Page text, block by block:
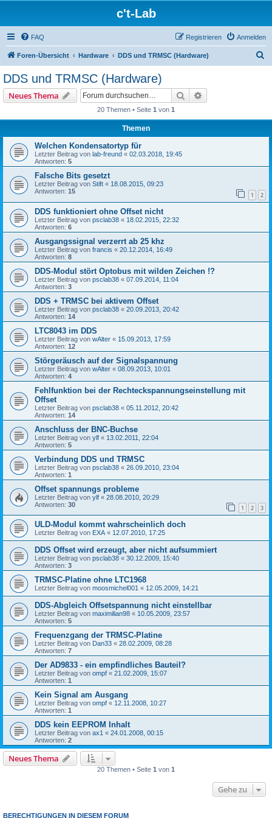
c't-Lab
FAQ Anmelden
Registrieren
Foren-Übersicht Hardware DDS und TRMSC (Hardware)
DDS und TRMSC (Hardware)
Neues Thema Suche
20 Themen • Seite 1 von 1
Themen
Welchen Kondensatortyp für
Letzter Beitrag von lab-freund « 02.03.2018, 19:45
Antworten: 5
Falsche Bits gesetzt
Letzter Beitrag von Stift « 18.08.2015, 09:23
Antworten: 15 1 2
DDS funktioniert ohne Offset nicht
Letzter Beitrag von psclab38 « 18.02.2015, 22:32
Antworten: 6
Ausgangssignal verzerrt ab 25 khz
Letzter Beitrag von francis « 20.12.2014, 16:49
Antworten: 8
DDS-Modul stört Optobus mit wilden Zeichen !?
Letzter Beitrag von psclab38 « 07.09.2014, 11:04
Antworten: 3
DDS + TRMSC bei aktivem Offset
Letzter Beitrag von psclab38 « 20.09.2013, 20:42
Antworten: 14
LTC8043 im DDS
Letzter Beitrag von wAlter « 15.09.2013, 17:59
Antworten: 12
Störgeräusch auf der Signalspannung
Letzter Beitrag von wAlter « 08.09.2013, 10:01
Antworten: 4
Fehlfunktion bei der Rechteckspannungseinstellung mit
Offset
Letzter Beitrag von psclab38 « 05.11.2012, 20:42
Antworten: 14
Anschluss der BNC-Buchse
Letzter Beitrag von ylf « 13.02.2011, 22:04
Antworten: 5
Verbindung DDS und TRMSC
Letzter Beitrag von psclab38 « 26.09.2010, 23:04
Antworten: 1
Offset spannungs probleme
Letzter Beitrag von ylf « 28.08.2010, 20:29
Antworten: 30 1 2 3
ULD-Modul kommt wahrscheinlich doch
Letzter Beitrag von EXA « 12.07.2010, 17:25
DDS Offset wird erzeugt, aber nicht aufsummiert
Letzter Beitrag von psclab38 « 30.12.2009, 15:40
Antworten: 3
TRMSC-Platine ohne LTC1968
Letzter Beitrag von moosmichel001 « 12.05.2009, 14:21
DDS-Abgleich Offsetspannung nicht einstellbar
Letzter Beitrag von maximilian98 « 10.05.2009, 23:57
Antworten: 5
Frequenzgang der TRMSC-Platine
Letzter Beitrag von Dan33 « 28.02.2009, 08:28
Antworten: 7
Der AD9833 - ein empfindliches Bauteil?
Letzter Beitrag von ompf « 21.02.2009, 15:07
Antworten: 1
Kein Signal am Ausgang
Letzter Beitrag von ompf « 12.11.2008, 10:27
Antworten: 1
DDS kein EEPROM Inhalt
Letzter Beitrag von ax1 « 24.01.2008, 00:15
Antworten: 2
Neues Thema
20 Themen • Seite 1 von 1
Gehe zu
BERECHTIGUNGEN IN DIESEM FORUM